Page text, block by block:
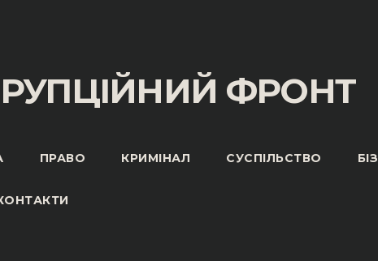
ФРОНТ
ПРАВО КРИМІНАЛ СУСПІЛЬСТВО